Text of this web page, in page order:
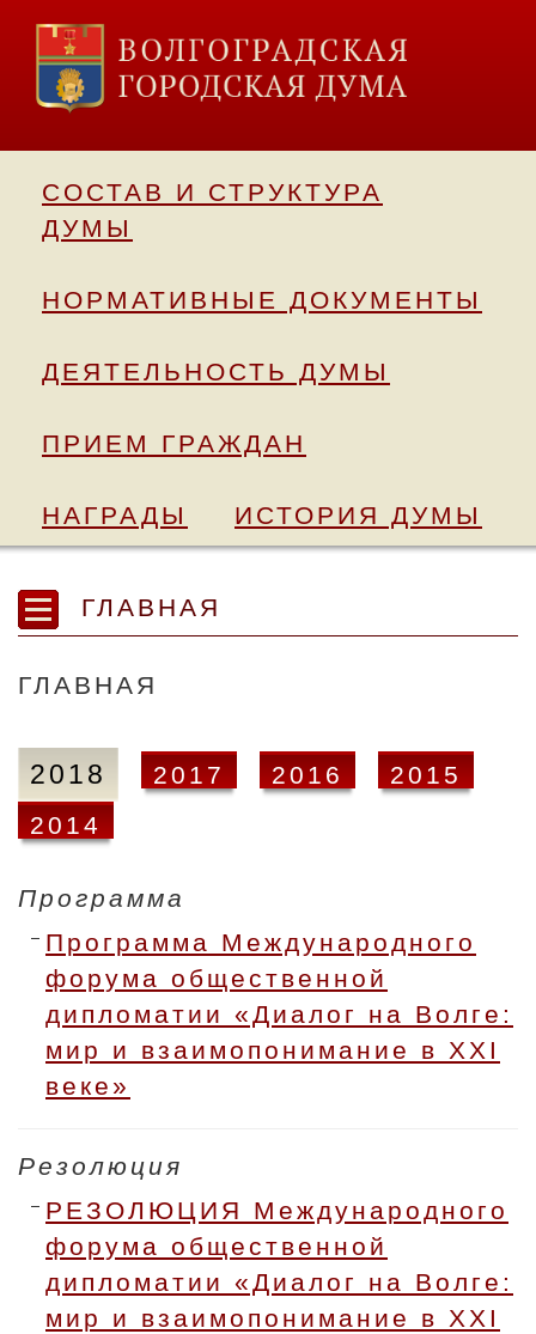
СОСТАВ И СТРУКТУРА
ДУМЫ
НОРМАТИВНЫЕ ДОКУМЕНТЫ
ДЕЯТЕЛЬНОСТЬ ДУМЫ
ПРИЕМ ГРАЖДАН
НАГРАДЫ ИСТОРИЯ ДУМЫ
ГЛАВНАЯ
ГЛАВНАЯ
2018 2017 2016
2015
2014
Программа
Программа Международного
форума общественной
дипломатии «Диалог на Волге:
мир и взаимопонимание в XXI
веке»
Резолюция
РЕЗОЛЮЦИЯ Международного
форума общественной
дипломатии «Диалог на Волге:
мир и взаимопонимание в XXI